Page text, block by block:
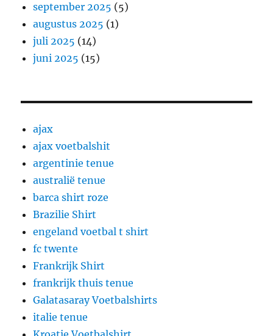
september 2025 (5)
augustus 2025 (1)
juli 2025 (14)
juni 2025 (15)
ajax
ajax voetbalshit
argentinie tenue
australië tenue
barca shirt roze
Brazilie Shirt
engeland voetbal t shirt
fc twente
Frankrijk Shirt
frankrijk thuis tenue
Galatasaray Voetbalshirts
italie tenue